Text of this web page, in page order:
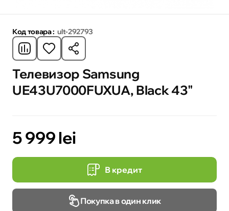
Код товара : ult-292793
Телевизор Samsung
UE43U7000FUXUA, Black 43"
5 999 lei
В кредит
Покупка в один клик